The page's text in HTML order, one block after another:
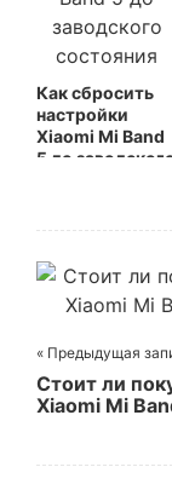
Как сбросить
настройки
Xiaomi Mi Band
5 до
« Предыдущая
Стоит ли
Xiaomi Mi